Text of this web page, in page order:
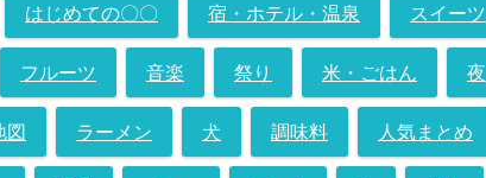
はじめての〇〇 宿・ホテル・温泉 スイーツ
フルーツ 音楽 祭り 米・ごはん 夜
図 ラーメン 犬 調味料 人気まとめ